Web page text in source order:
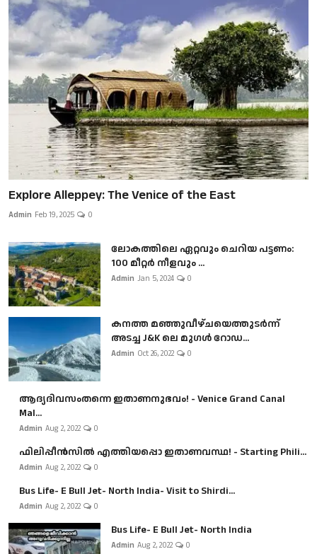
Explore Alleppey: The Venice of the East
Admin Feb 19, 2025 0
ലോകത്തിലെ ഏറ്റവും ചെറിയ പട്ടണം:
100 മീറ്റർ നീളവും ...
Admin Jan 5, 2024 0
കനത്ത മഞ്ഞുവീഴ്ചയെത്തുടർന്ന്
അടച്ച J&K ലെ മുഗൾ റോഡ...
Admin Oct 26, 2022 0
ആദ്യദിവസംതന്നെ ഇതാണനുഭവം! - Venice Grand Canal
Mal...
Admin Aug 2, 2022 0
ഫിലിപ്പീൻസിൽ എത്തിയപ്പൊ ഇതാണവസ്ഥ! - Starting Phili...
Admin Aug 2, 2022 0
Bus Life- E Bull Jet- North India- Visit to Shirdi...
Admin Aug 2, 2022 0
Bus Life- E Bull Jet- North India
Admin Aug 2, 2022 0